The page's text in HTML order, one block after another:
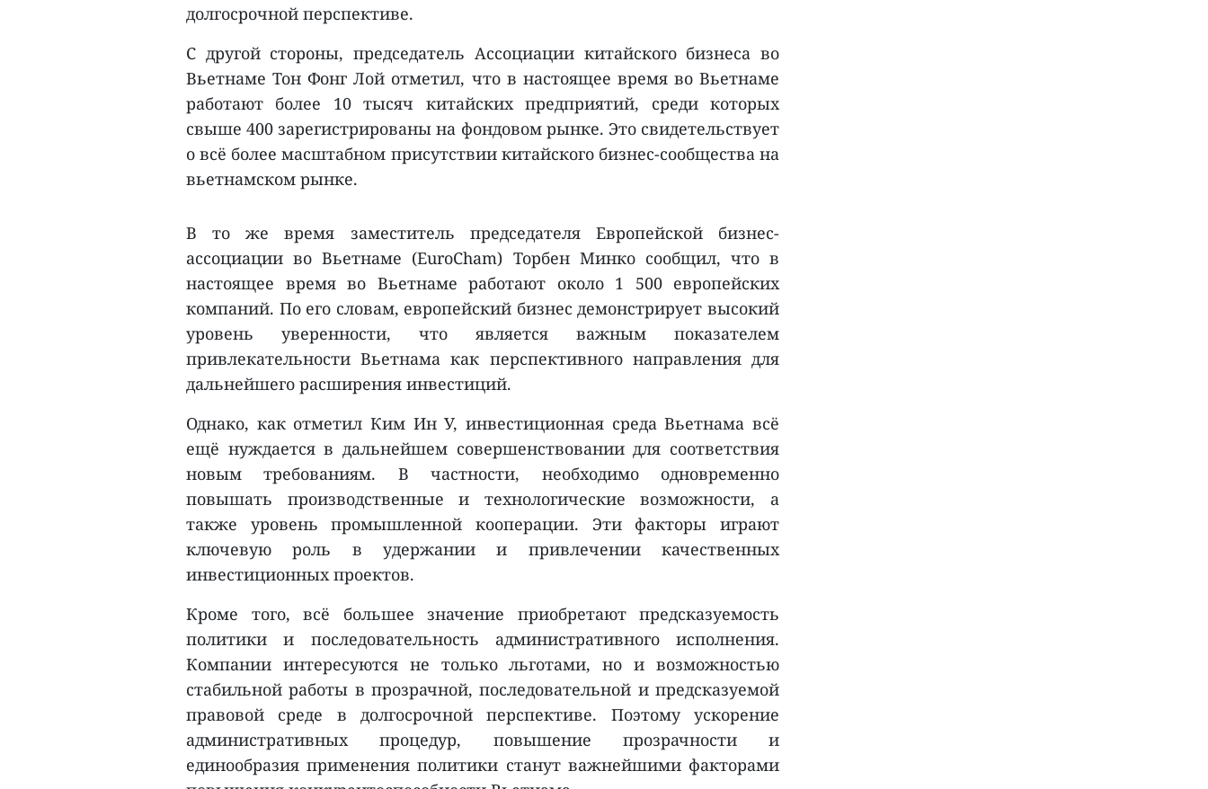
долгосрочной перспективе.
С другой стороны, председатель Ассоциации китайского бизнеса во
Вьетнаме Тон Фонг Лой отметил, что в настоящее время во Вьетнаме
работают более 10 тысяч китайских предприятий, среди которых
свыше 400 зарегистрированы на фондовом рынке. Это свидетельствует
о всё более масштабном присутствии китайского бизнес-сообщества на
вьетнамском рынке.
В то же время заместитель председателя Европейской бизнес-
ассоциации во Вьетнаме (EuroCham) Торбен Минко сообщил, что в
настоящее время во Вьетнаме работают около 1 500 европейских
компаний. По его словам, европейский бизнес демонстрирует высокий
уровень уверенности, что является важным показателем
привлекательности Вьетнама как перспективного направления для
дальнейшего расширения инвестиций.
Однако, как отметил Ким Ин У, инвестиционная среда Вьетнама всё
ещё нуждается в дальнейшем совершенствовании для соответствия
новым требованиям. В частности, необходимо одновременно
повышать производственные и технологические возможности, а
также уровень промышленной кооперации. Эти факторы играют
ключевую роль в удержании и привлечении качественных
инвестиционных проектов.
Кроме того, всё большее значение приобретают предсказуемость
политики и последовательность административного исполнения.
Компании интересуются не только льготами, но и возможностью
стабильной работы в прозрачной, последовательной и предсказуемой
правовой среде в долгосрочной перспективе. Поэтому ускорение
административных процедур, повышение прозрачности и
единообразия применения политики станут важнейшими факторами